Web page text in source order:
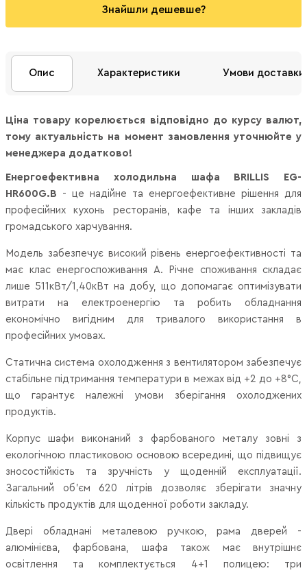
Знайшли дешевше?
Опис Характеристики Умови доставки
Ціна товару корелюється відповідно до курсу валют,
тому актуальність на момент замовлення уточнюйте у
менеджера додатково!
Енергоефективна холодильна шафа BRILLIS EG-
HR600G.B - це надійне та енергоефективне рішення для
професійних кухонь ресторанів, кафе та інших закладів
громадського харчування.
Модель забезпечує високий рівень енергоефективності та
має клас енергоспоживання A. Річне споживання складає
лише 511кВт/1,40кВт на добу, що допомагає оптимізувати
витрати на електроенергію та робить обладнання
економічно вигідним для тривалого використання в
професійних умовах.
Статична система охолодження з вентилятором забезпечує
стабільне підтримання температури в межах від +2 до +8°C,
що гарантує належні умови зберігання охолоджених
продуктів.
Корпус шафи виконаний з фарбованого металу зовні з
екологічною пластиковою основою всередині, що підвищує
зносостійкість та зручність у щоденній експлуатації.
Загальний об’єм 620 літрів дозволяє зберігати значну
кількість продуктів для щоденної роботи закладу.
Двері обладнані металевою ручкою, рама дверей -
алюмінієва, фарбована, шафа також має внутрішнє
освітлення та комплектується 4+1 полицею: три